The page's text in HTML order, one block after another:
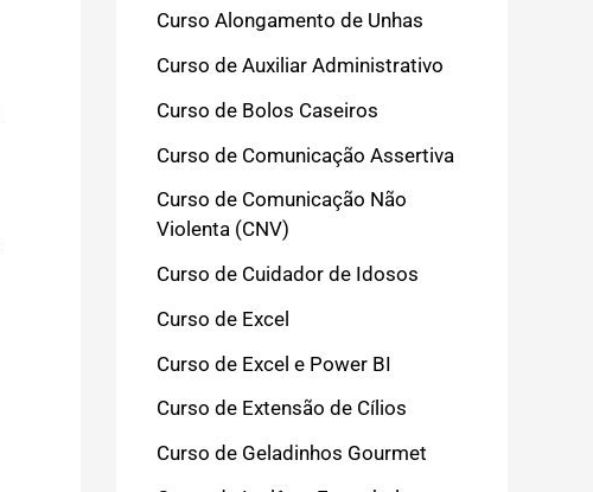
Curso Alongamento de Unhas
Curso de Auxiliar Administrativo
Curso de Bolos Caseiros
Curso de Comunicação Assertiva
Curso de Comunicação Não
Violenta (CNV)
Curso de Cuidador de Idosos
Curso de Excel
Curso de Excel e Power BI
Curso de Extensão de Cílios
Curso de Geladinhos Gourmet